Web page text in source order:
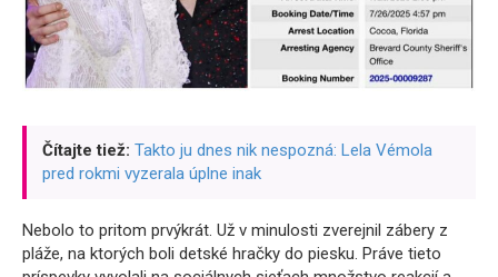
Čítajte tiež: Takto ju dnes nik nespozná: Lela Vémola
pred rokmi vyzerala úplne inak
Nebolo to pritom prvýkrát. Už v minulosti zverejnil zábery z
pláže, na ktorých boli detské hračky do piesku. Práve tieto